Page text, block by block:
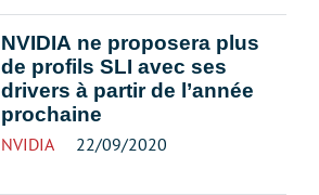
NVIDIA ne proposera plus
de profils SLI avec ses
drivers à partir de l’année
prochaine
NVIDIA 22/09/2020